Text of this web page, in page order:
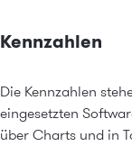
Kennzahlen
Die Kennzahlen
eingesetzten
über Charts und in